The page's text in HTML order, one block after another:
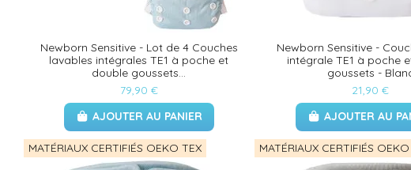
Newborn Sensitive - Lot de 4 Couches
lavables intégrales TE1 à poche et
double goussets...
79,90 €
AJOUTER AU PANIER
Newborn Sensitive -
intégrale TE1 à poche
goussets -
21,90 €
AJOUTER AU
MATÉRIAUX CERTIFIÉS OEKO TEX MATÉRIAUX CERTIFIÉS